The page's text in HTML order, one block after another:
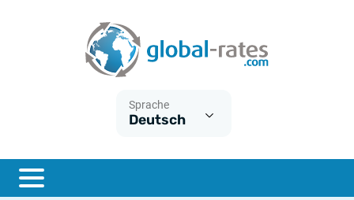
Sprache
Deutsch
ESTER
Was ist die VPI-Inflation?
Was ist die HVPI-Inflation?
Deutsche inflation
Historische Euribor-Sätze
Historische ESTER-Sätze
Historische SOFR-Sätze
Inflationsrechner